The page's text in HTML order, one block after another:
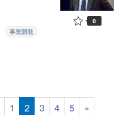
事業開発
0
1 2 3 4 5 »